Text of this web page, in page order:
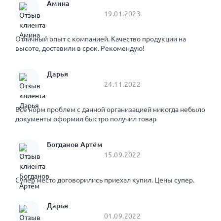
Амина
19.01.2023
Отличный опыт с компанией. Качество продукции на
высоте, доставили в срок. Рекомендую!
Дарья
24.11.2022
Все норм проблем с данной организацией никогда небыло
документы оформил быстро получил товар
Богданов Артём
15.09.2022
Супер место договорились приехал купил. Цены супер.
Дарья
01.09.2022